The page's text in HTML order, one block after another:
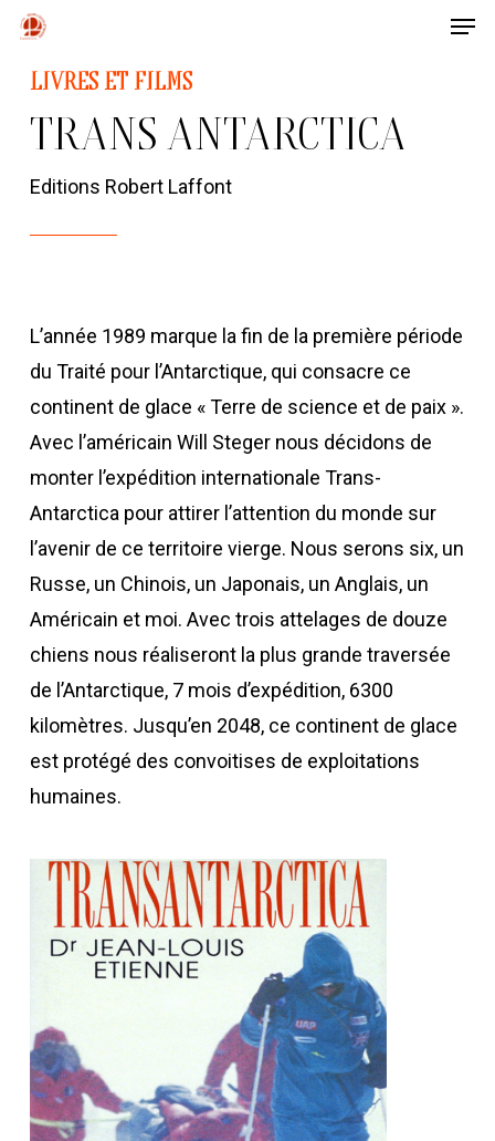
Skip
main
content
LIVRES ET FILMS
TRANS ANTARCTICA
Editions Robert Laffont
L’année 1989 marque la fin de la première période
du Traité pour l’Antarctique, qui consacre ce
continent de glace « Terre de science et de paix ».
Avec l’américain Will Steger nous décidons de
monter l’expédition internationale Trans-
Antarctica pour attirer l’attention du monde sur
l’avenir de ce territoire vierge. Nous serons six, un
Russe, un Chinois, un Japonais, un Anglais, un
Américain et moi. Avec trois attelages de douze
chiens nous réaliseront la plus grande traversée
de l’Antarctique, 7 mois d’expédition, 6300
kilomètres. Jusqu’en 2048, ce continent de glace
est protégé des convoitises de exploitations
humaines.